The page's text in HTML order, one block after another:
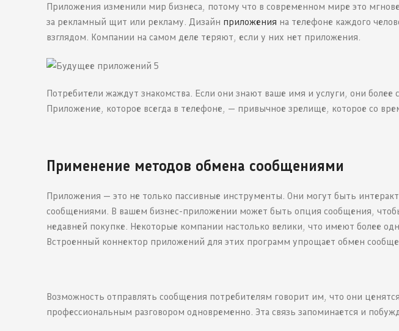
Приложения изменили мир бизнеса, потому что в современном мире это
за рекламный щит или рекламу. Дизайн приложения на телефоне каждого
взглядом. Компании на самом деле теряют, если у них нет приложения.
Потребители жаждут знакомства. Если они знают ваше имя и услуги, они более
Приложение, которое всегда в телефоне, — привычное зрелище, которое со
Применение методов обмена сообщениями
Приложения — это не только пассивные инструменты. Они могут быть
сообщениями. В вашем бизнес-приложении может быть опция сообщения,
недавней покупке. Некоторые компании настолько велики, что имеют более
Встроенный коннектор приложений для этих программ упрощает обмен
Возможность отправлять сообщения потребителям говорит им, что они
профессиональным разговором одновременно. Эта связь запоминается и